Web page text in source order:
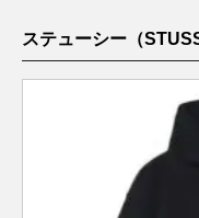
ステューシー（